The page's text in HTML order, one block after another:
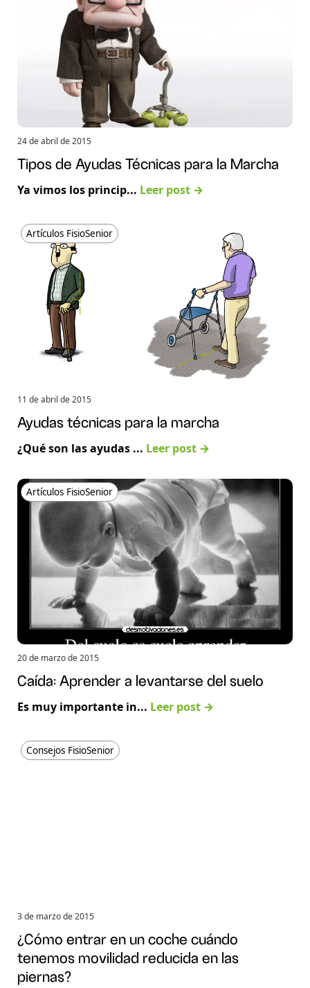
24 de abril de 2015
Tipos de Ayudas Técnicas para la Marcha
Ya vimos los princip... Leer post →
Artículos FisioSenior
11 de abril de 2015
Ayudas técnicas para la marcha
¿Qué son las ayudas ... Leer post →
Artículos FisioSenior
20 de marzo de 2015
Caída: Aprender a levantarse del suelo
Es muy importante in... Leer post →
Consejos FisioSenior
3 de marzo de 2015
¿Cómo entrar en un coche cuándo
tenemos movilidad reducida en las
piernas?